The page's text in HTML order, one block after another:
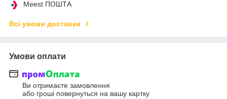
Meest ПОШТА
Всі умови доставки
Умови оплати
Ви отримаєте замовлення
або гроші повернуться на вашу картку